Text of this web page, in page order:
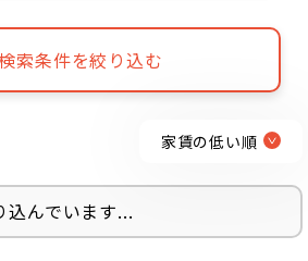
索条件を絞り込む
家賃の低い順
込んでいます...